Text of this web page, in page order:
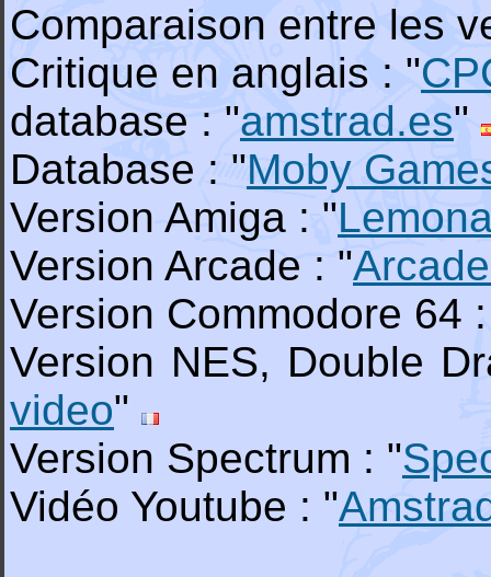
Comparaison entre les
Critique en anglais : "
database : "amstrad.es"
Database : "Moby
Version Amiga : "
Version Arcade : "
Version Commodore 64
Version NES, Double
video"
Version Spectrum : "
Vidéo Youtube : "